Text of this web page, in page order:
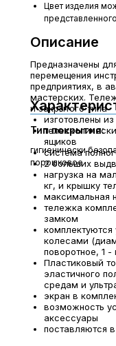
Описание
Предназначены
перемещения
предприятиях, в
мастерских.
и закрытого типа
изготовлены
ящиков
система
2 больших
нагрузка на
кг, и крышку
максимальная
тележка
замком
колесами
поворотное, 1
Пластиковый
эластичного
средам и
экран в
возможность
аксессуары
поставляются
Цвет изделия
гигиенически
порошковое
Тип покрытия: